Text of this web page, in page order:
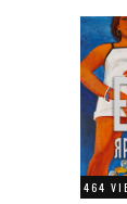
464